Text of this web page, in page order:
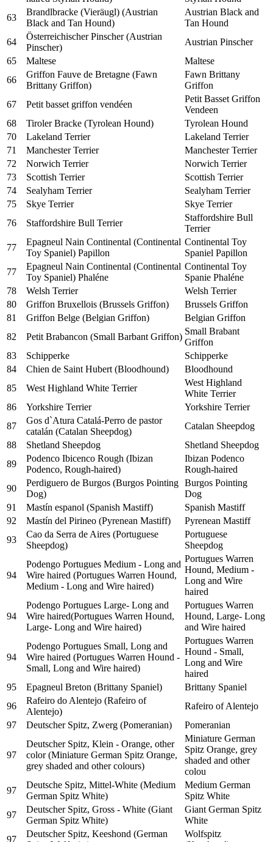
63
Brandlbracke (Vieräugl) (Austrian
Black and Tan Hound)
Austrian Black and
Tan Hound
64
Österreichischer Pinscher (Austrian
Pinscher)
Austrian Pinscher
65
Maltese
Maltese
66
Griffon Fauve de Bretagne (Fawn
Brittany Griffon)
Fawn Brittany
Griffon
67
Petit basset griffon vendéen
Petit Basset Griffon
Vendeen
68
Tiroler Bracke (Tyrolean Hound)
Tyrolean Hound
70
Lakeland Terrier
Lakeland Terrier
71
Manchester Terrier
Manchester Terrier
72
Norwich Terrier
Norwich Terrier
73
Scottish Terrier
Scottish Terrier
74
Sealyham Terrier
Sealyham Terrier
75
Skye Terrier
Skye Terrier
76
Staffordshire Bull Terrier
Staffordshire Bull
Terrier
77
Epagneul Nain Continental (Continental
Toy Spaniel) Papillon
Continental Toy
Spaniel Papillon
77
Epagneul Nain Continental (Continental
Toy Spaniel) Phaléne
Continental Toy
Spanie Phaléne
78
Welsh Terrier
Welsh Terrier
80
Griffon Bruxellois (Brussels Griffon)
Brussels Griffon
81
Griffon Belge (Belgian Griffon)
Belgian Griffon
82
Petit Brabancon (Small Barbant Griffon)
Small Brabant
Griffon
83
Schipperke
Schipperke
84
Chien de Saint Hubert (Bloodhound)
Bloodhound
85
West Highland White Terrier
West Highland
White Terrier
86
Yorkshire Terrier
Yorkshire Terrier
87
Gos d`Atura Catalá-Perro de pastor
catalán (Catalan Sheepdog)
Catalan Sheepdog
88
Shetland Sheepdog
Shetland Sheepdog
89
Podenco Ibicenco Rough (Ibizan
Podenco, Rough-haired)
Ibizan Podenco
Rough-haired
90
Perdiguero de Burgos (Burgos Pointing
Dog)
Burgos Pointing
Dog
91
Mastín espanol (Spanish Mastiff)
Spanish Mastiff
92
Mastín del Pirineo (Pyrenean Mastiff)
Pyrenean Mastiff
93
Cao da Serra de Aires (Portuguese
Sheepdog)
Portuguese
Sheepdog
94
Podengo Portugues Medium - Long and
Wire haired (Portugues Warren Hound,
Medium - Long and Wire haired)
Portugues Warren
Hound, Medium -
Long and Wire
haired
94
Podengo Portugues Large- Long and
Wire haired(Portugues Warren Hound,
Large- Long and Wire haired)
Portugues Warren
Hound, Large- Long
and Wire haired
94
Podengo Portugues Small, Long and
Wire haired (Portugues Warren Hound -
Small, Long and Wire haired)
Portugues Warren
Hound - Small,
Long and Wire
haired
95
Epagneul Breton (Brittany Spaniel)
Brittany Spaniel
96
Rafeiro do Alentejo (Rafeiro of
Alentejo)
Rafeiro of Alentejo
97
Deutscher Spitz, Zwerg (Pomeranian) Pomeranian
97
Deutscher Spitz, Klein - Orange, other
color (Miniature German Spitz Orange,
grey shaded and other colours)
Miniature German
Spitz Orange, grey
shaded and other
colou
97
Deutsche Spitz, Mittel-White (Medium
German Spitz White)
Medium German
Spitz White
97
Deutscher Spitz, Gross - White (Giant
German Spitz White)
Giant German Spitz
White
97
Deutscher Spitz, Keeshond (German
Wolfspitz